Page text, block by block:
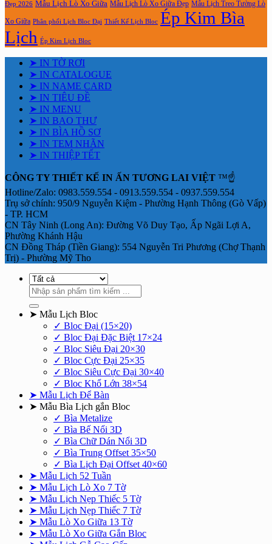
Đẹp 2026 Mẫu Lịch Lò Xo Giữa Mẫu Lịch Lò Xo Giữa Đẹp Mẫu Lịch Treo Tường Lò
Xo Giữa Phân phối Lịch Bloc Đại Thiết Kế Lịch Bloc Ép Kim Bìa
Lịch Ép Kim Lịch Bloc
➤ IN TỜ RƠI
➤ IN CATALOGUE
➤ IN NAME CARD
➤ IN TIÊU ĐỀ
➤ IN MENU
➤ IN BAO THƯ
➤ IN BÌA HỒ SƠ
➤ IN TEM NHÃN
➤ IN THIỆP TẾT
CÔNG TY THIẾT KẾ IN ẤN TƯƠNG LAI VIỆT ™☝️
Hotline/Zalo: 0983.559.554 - 0913.559.554 - 0937.559.554
Trụ sở chính: 950/9 Nguyễn Kiệm - Phường Hạnh Thông (Gò Vấp)
- TP. HCM
CN Tây Ninh (Long An): Đường Võ Duy Tạo, Ấp Ngãi Lợi A,
Phường Khánh Hậu
CN Đồng Tháp (Tiền Giang): 554 Nguyễn Tri Phương (Chợ Thạnh
Trị) - Phường Mỹ Tho
Tìm
kiếm:
➤ Mẫu Lịch Bloc
✓ Bloc Đại (15×20)
✓ Bloc Đại Đặc Biệt 17×24
✓ Bloc Siêu Đại 20×30
✓ Bloc Cực Đại 25×35
✓ Bloc Siêu Cực Đại 30×40
✓ Bloc Khổ Lớn 38×54
➤ Mẫu Lịch Để Bàn
➤ Mẫu Bìa Lịch gắn Bloc
✓ Bìa Metalize
✓ Bìa Bế Nổi 3D
✓ Bìa Chữ Dán Nổi 3D
✓ Bìa Trung Offset 35×50
✓ Bìa Lịch Đại Offset 40×60
➤ Mẫu Lịch 52 Tuần
➤ Mẫu Lịch Lò Xo 7 Tờ
➤ Mẫu Lịch Nẹp Thiếc 5 Tờ
➤ Mẫu Lịch Nẹp Thiếc 7 Tờ
➤ Mẫu Lò Xo Giữa 13 Tờ
➤ Mẫu Lò Xo Giữa Gắn Bloc